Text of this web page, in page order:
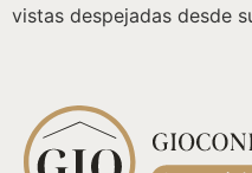
vistas despejadas desde